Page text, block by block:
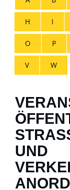
H I
O P
V W
ND V